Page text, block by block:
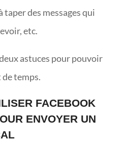
taper des messages qui
etc.
astuces pour pouvoir
temps.
FACEBOOK
ENVOYER UN